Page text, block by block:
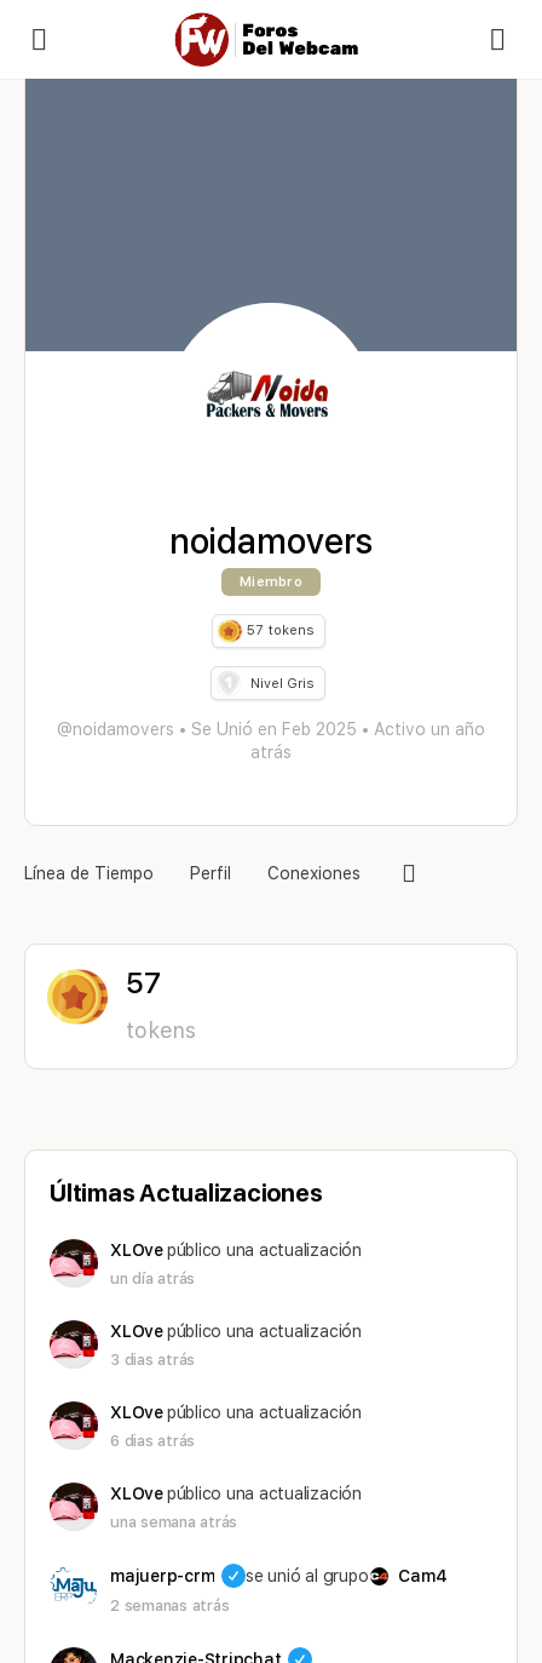
noidamovers
Miembro
57 tokens
Nivel Gris
@noidamovers • Se Unió en Feb 2025 • Activo un año
atrás
Línea de Tiempo Perfil Conexiones
57
tokens
Últimas Actualizaciones
XLOvepúblico una actualización
un día atrás
XLOvepúblico una actualización
3 dias atrás
XLOvepúblico una actualización
6 dias atrás
XLOvepúblico una actualización
una semana atrás
majuerp-crm se unió al grupo Cam4
2 semanas atrás